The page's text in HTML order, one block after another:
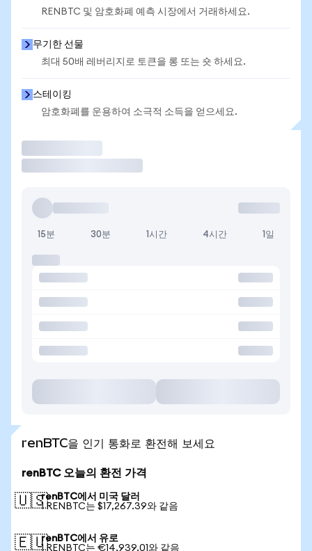
RENBTC 및 암호화폐 예측 시장에서 거래하세요.
무기한 선물
최대 50배 레버리지로 토큰을 롱 또는 숏 하세요.
스테이킹
암호화폐를 운용하여 소극적 소득을 얻으세요.
15분 30분 1시간 4시간 1일
renBTC을 인기 통화로 환전해 보세요
renBTC 오늘의 환전 가격
🇺🇸renBTC에서 미국 달러
1 RENBTC는 $17,267.39와 같음
🇪🇺renBTC에서 유로
1 RENBTC는 €14,939.01와 같음